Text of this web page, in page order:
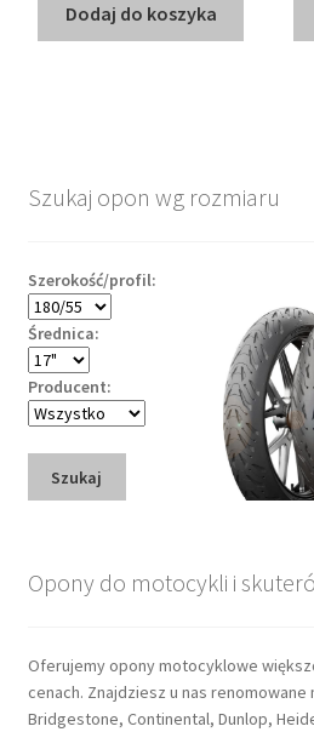
Dodaj do koszyka
Szukaj opon wg rozmiaru
Szerokość/profil:
Średnica:
Producent:
Szukaj
Opony do motocykli i
Oferujemy opony motocyklowe
cenach. Znajdziesz u nas renomowane
Bridgestone, Continental, Dunlop,